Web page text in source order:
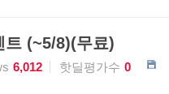
트 (~5/8)(무료)
6,012 핫딜평가수 0